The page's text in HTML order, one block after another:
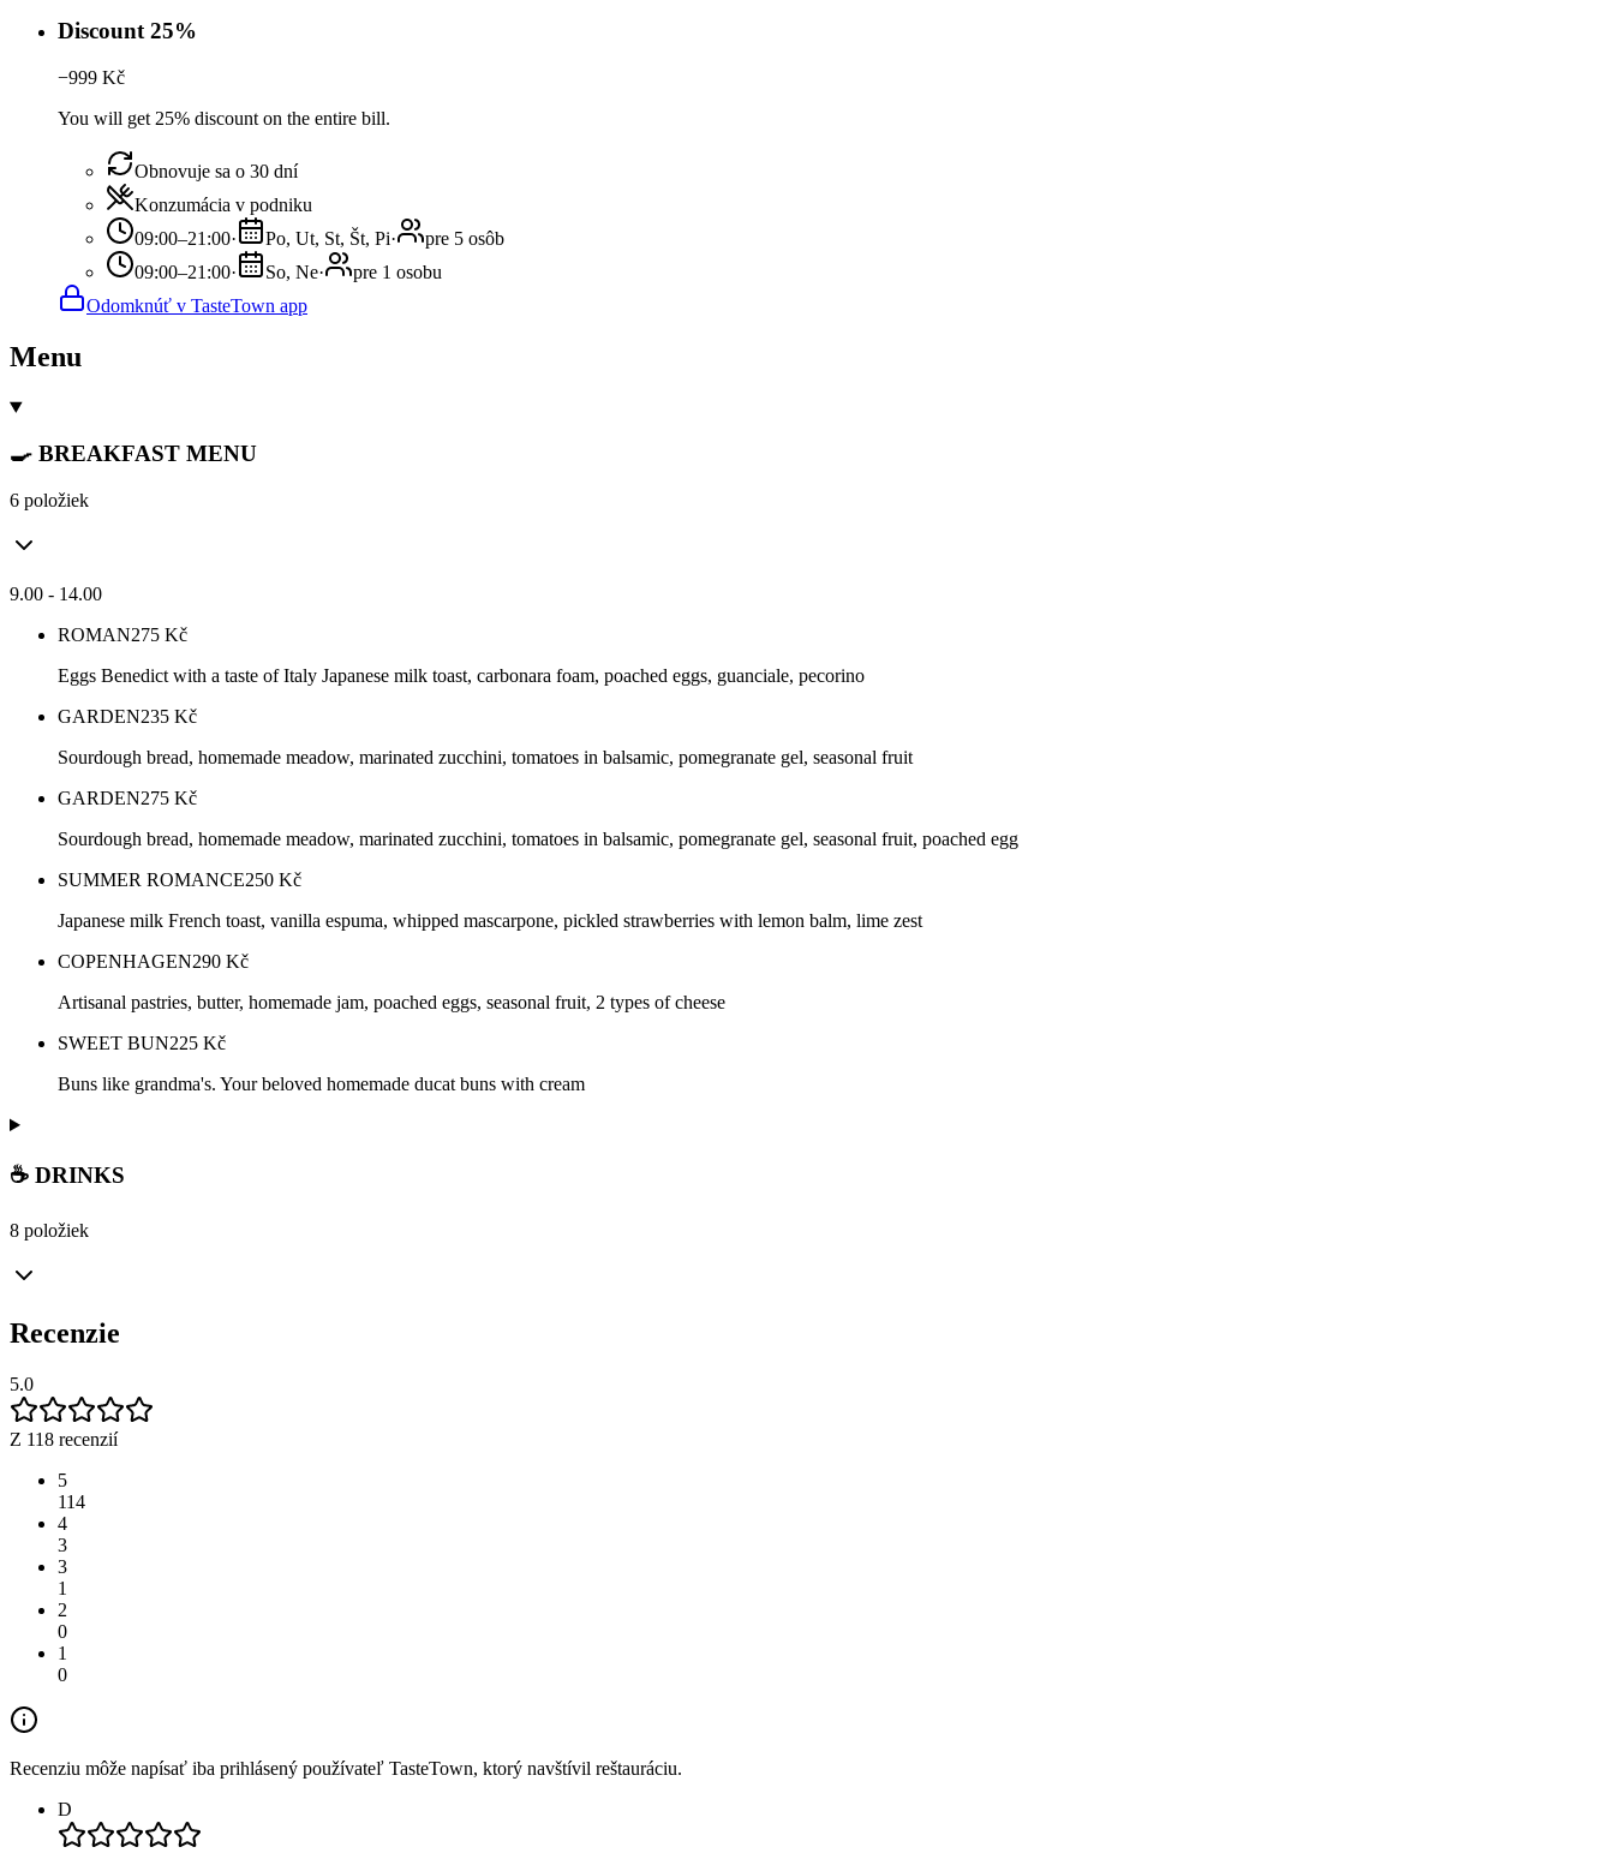
Discount 25%
−999 Kč
You will get 25% discount on the entire bill.
Obnovuje sa o 30 dní
Konzumácia v podniku
09:00–21:00· Po, Ut, St, Št, Pi·
pre 5 osôb
09:00–21:00· So, Ne·
pre 1 osobu
Odomknúť v TasteTown app
Menu
🍳 BREAKFAST MENU
6 položiek
9.00 - 14.00
ROMAN275 Kč
Eggs Benedict with a taste of Italy Japanese milk toast, carbonara foam, poached eggs, guanciale, pecorino
GARDEN235 Kč
Sourdough bread, homemade meadow, marinated zucchini, tomatoes in balsamic, pomegranate gel, seasonal fruit
GARDEN275 Kč
Sourdough bread, homemade meadow, marinated zucchini, tomatoes in balsamic, pomegranate gel, seasonal fruit, poached egg
SUMMER ROMANCE250 Kč
Japanese milk French toast, vanilla espuma, whipped mascarpone, pickled strawberries with lemon balm, lime zest
COPENHAGEN290 Kč
Artisanal pastries, butter, homemade jam, poached eggs, seasonal fruit, 2 types of cheese
SWEET BUN225 Kč
Buns like grandma's. Your beloved homemade ducat buns with cream
☕ DRINKS
8 položiek
Recenzie
5.0
Z 118 recenzií
5
114
4
3
3
1
2
0
1
0
Recenziu môže napísať iba prihlásený používateľ TasteTown, ktorý navštívil reštauráciu.
D